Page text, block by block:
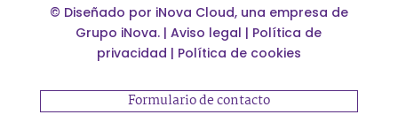
© Diseñado por iNova Cloud, una empresa de
Grupo iNova. |Aviso legal | Política de
privacidad | Política de cookies
Formulario de contacto